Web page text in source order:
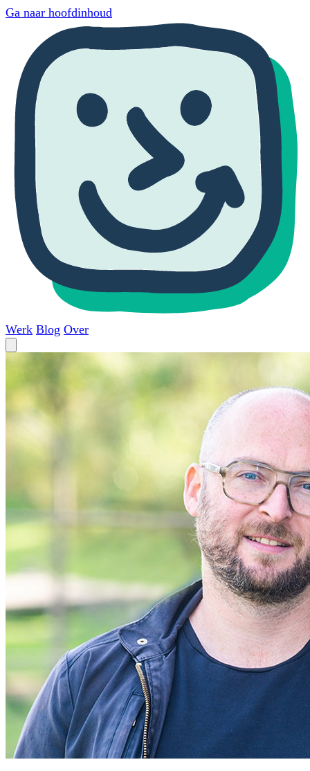
Ga naar hoofdinhoud
Werk Blog Over